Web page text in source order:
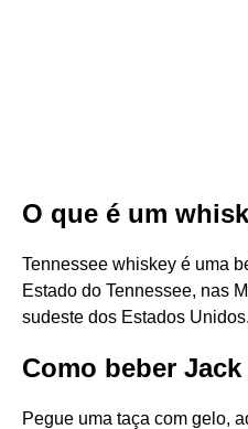
O que é um
Tennessee whiskey é uma
Estado do Tennessee, nas
sudeste dos Estados Unidos.
Como beber
Pegue uma taça com gelo,